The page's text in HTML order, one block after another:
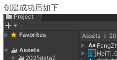
创建成功后如下